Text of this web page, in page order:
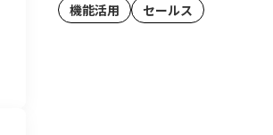
機能活用
セールス